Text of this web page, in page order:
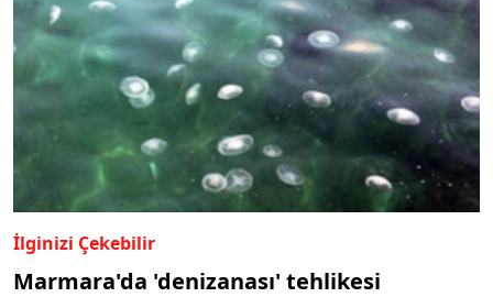
İlginizi Çekebilir
Marmara'da 'denizanası' tehlikesi